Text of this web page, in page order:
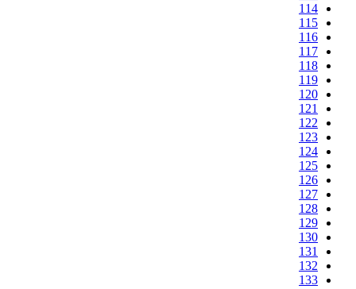
114
115
116
117
118
119
120
121
122
123
124
125
126
127
128
129
130
131
132
133